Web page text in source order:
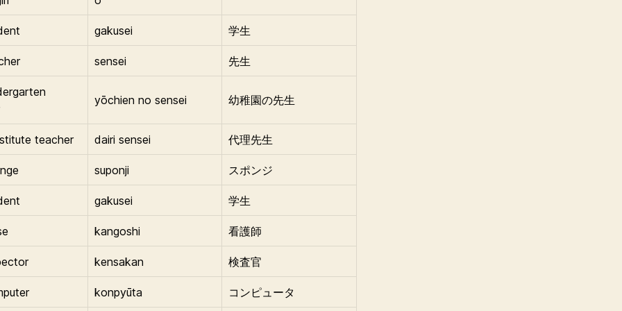
gakusei 学生
sensei 先生
yōchien no sensei 幼稚園の先生
teacher dairi sensei 代理先生
suponji スポンジ
gakusei 学生
kangoshi 看護師
kensakan 検査官
konpyūta コンピュータ